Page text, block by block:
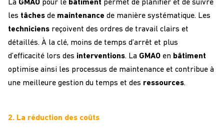
La GMAO pour le bâtiment permet de planifier et de suivre
les tâches de maintenance de manière systématique. Les
techniciens reçoivent des ordres de travail clairs et
détaillés. À la clé, moins de temps d’arrêt et plus
d’efficacité lors des interventions. La GMAO en bâtiment
optimise ainsi les processus de maintenance et contribue à
une meilleure gestion du temps et des ressources.
2. La réduction des coûts